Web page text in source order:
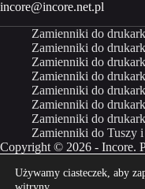
incore@incore.net.pl
Zamienniki do
Zamienniki do
Zamienniki do
Zamienniki do
Zamienniki do
Zamienniki do
Zamienniki do
Zamienniki do Tuszy
Copyright © 2026 - Incore.
Właścicielem marki Incore
Używamy ciasteczek, aby